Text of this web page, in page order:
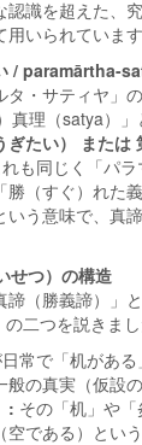
認識を超えた、
いられています
/ paramārtha-
タ・サティヤ」
真理（satya）」
ぎたい） または
も同じく「パラ
勝（すぐ）れた
いう意味で、真
せつ）の構造
（勝義諦）」
二つを説きまし
常で「机があ
の真実（仮設の
: その「机」や
空である）とい